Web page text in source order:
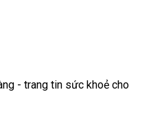
- trang tin sức khoẻ cho